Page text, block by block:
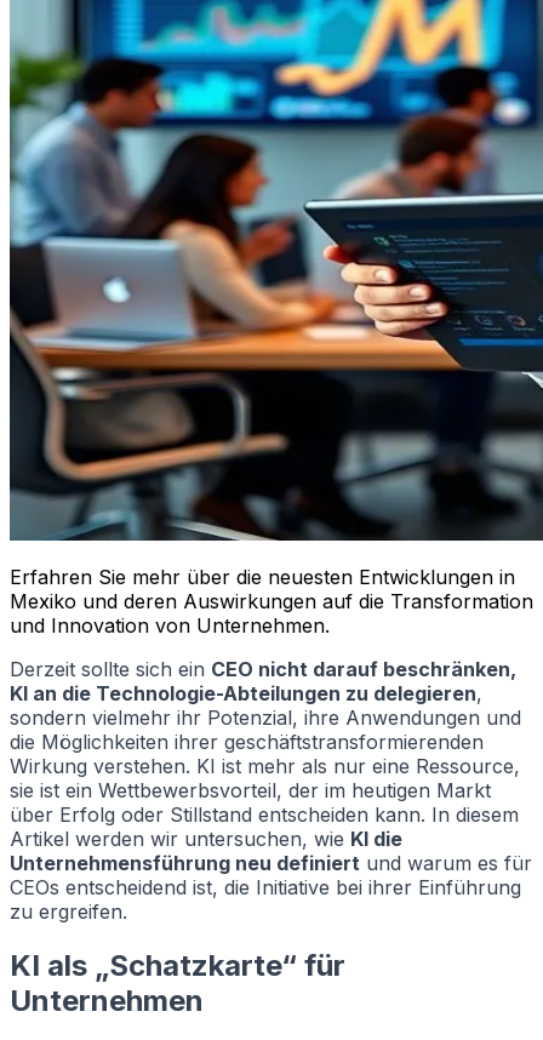
Erfahren Sie mehr über die neuesten Entwicklungen in
Mexiko und deren Auswirkungen auf die Transformation
und Innovation von Unternehmen.
Derzeit sollte sich ein CEO nicht darauf beschränken,
KI an die Technologie-Abteilungen zu delegieren,
sondern vielmehr ihr Potenzial, ihre Anwendungen und
die Möglichkeiten ihrer geschäftstransformierenden
Wirkung verstehen. KI ist mehr als nur eine Ressource,
sie ist ein Wettbewerbsvorteil, der im heutigen Markt
über Erfolg oder Stillstand entscheiden kann. In diesem
Artikel werden wir untersuchen, wie KI die
Unternehmensführung neu definiert und warum es für
CEOs entscheidend ist, die Initiative bei ihrer Einführung
zu ergreifen.
KI als „Schatzkarte“ für
Unternehmen